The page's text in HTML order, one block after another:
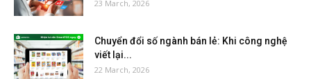
23 March, 2026
Chuyển đổi số ngành bán lẻ: Khi công nghệ
viết lại...
22 March, 2026